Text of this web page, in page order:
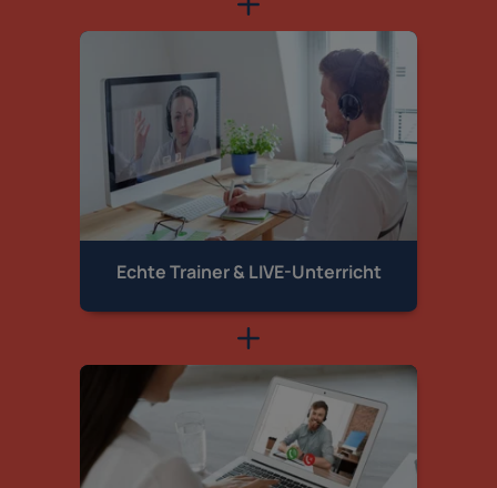
Echte Trainer & LIVE-Unterricht